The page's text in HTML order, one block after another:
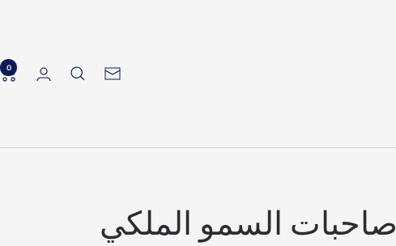
الرسالة
0
صاحبات السمو الملكي